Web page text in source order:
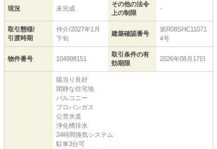
現況 未完成
その他の法令
上の制限
-
取引態様/
引渡時期
仲介/2027年1月
下旬
建築確認番号
第R08SHC11071
4号
物件番号 104998151
取引条件の有
効期限
2026年08月17日
陽当り良好
閑静な住宅地
バルコニー
プロパンガス
公営水道
浄化槽排水
24時間換気システム
駐車3台可